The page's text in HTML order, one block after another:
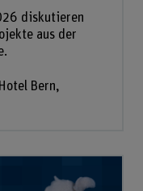
diskutieren
aus der
Bern,